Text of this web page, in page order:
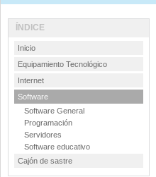
ÍNDICE
Inicio
Equipamiento Tecnológico
Internet
Software
Software General
Programación
Servidores
Software educativo
Cajón de sastre